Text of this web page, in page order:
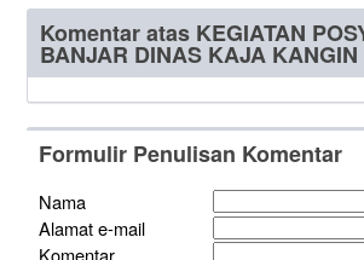
Komentar atas KEGIATAN
BANJAR DINAS KAJA KANGIN
Formulir Penulisan Komentar
Nama
Alamat e-mail
Komentar